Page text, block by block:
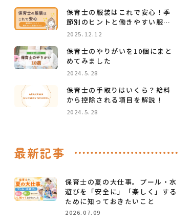
保育士の服装はこれで安心！季
節別のヒントと働きやすい服選
びのコツ
2025.12.12
保育士のやりがいを10個にまと
めてみました
2024.5.28
保育士の手取りはいくら？給料
から控除される項目を解説！
2024.5.28
最新記事
保育士の夏の大仕事。プール・水
遊びを「安全に」「楽しく」する
ために知っておきたいこと
2026.07.09